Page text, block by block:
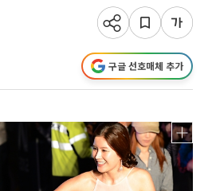
구글 선호매체 추가